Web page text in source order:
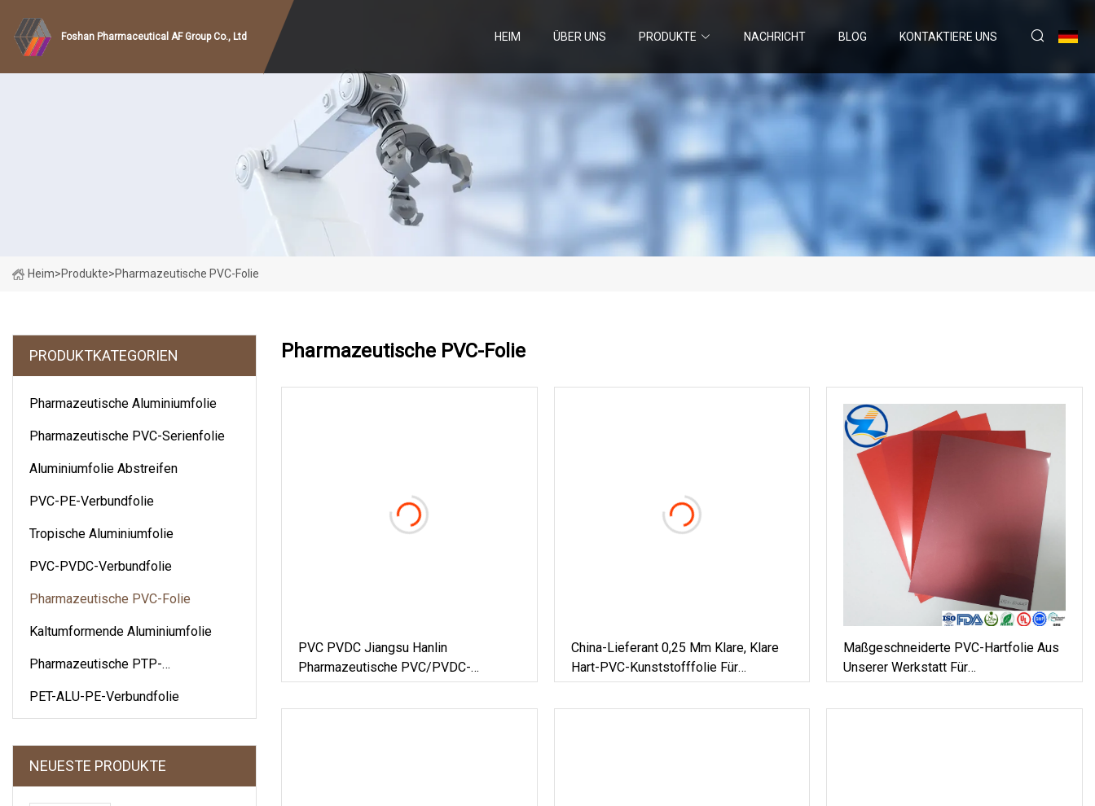
Foshan Pharmaceutical AF Group Co., Ltd HEIM ÜBER UNS PRODUKTE NACHRICHT BLOG KONTAKTIERE UNS
Heim>Produkte>Pharmazeutische PVC-Folie
PRODUKTKATEGORIEN
Pharmazeutische Aluminiumfolie
Pharmazeutische PVC-Serienfolie
Aluminiumfolie Abstreifen
PVC-PE-Verbundfolie
Tropische Aluminiumfolie
PVC-PVDC-Verbundfolie
Pharmazeutische PVC-Folie
Kaltumformende Aluminiumfolie
Pharmazeutische PTP-
PET-ALU-PE-Verbundfolie
NEUESTE PRODUKTE
Pharmazeutische PVC-Folie
PVC PVDC Jiangsu Hanlin
Pharmazeutische PVC/PVDC-
Blisterpackung, Starre Folie Für Die
Pillenverpackung
China-Lieferant 0,25 Mm Klare, Klare
Hart-PVC-Kunststofffolie Für
Pharmazeutika
Maßgeschneiderte PVC-Hartfolie Aus
Unserer Werkstatt Für
Pharmaverpackungen